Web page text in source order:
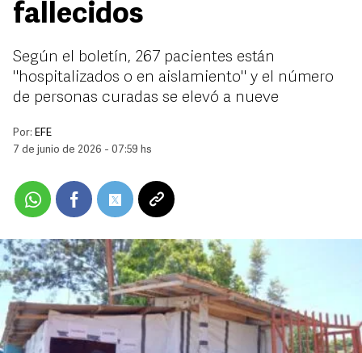
fallecidos
Según el boletín, 267 pacientes están
"hospitalizados o en aislamiento" y el número
de personas curadas se elevó a nueve
Por: EFE
7 de junio de 2026 - 07:59 hs